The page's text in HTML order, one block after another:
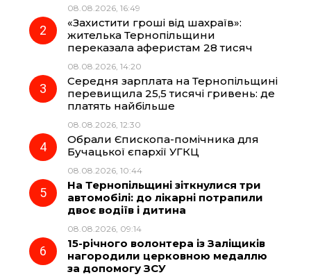
o
k
r
a
m
08.08.2026, 16:49
«Захистити гроші від шахраїв»:
жителька Тернопільщини
переказала аферистам 28 тисяч
08.08.2026, 14:20
Середня зарплата на Тернопільщині
перевищила 25,5 тисячі гривень: де
платять найбільше
08.08.2026, 12:30
Обрали Єпископа-помічника для
Бучацької єпархії УГКЦ
08.08.2026, 10:44
На Тернопільщині зіткнулися три
автомобілі: до лікарні потрапили
двоє водіїв і дитина
08.08.2026, 09:14
15-річного волонтера із Заліщиків
нагородили церковною медаллю
за допомогу ЗСУ